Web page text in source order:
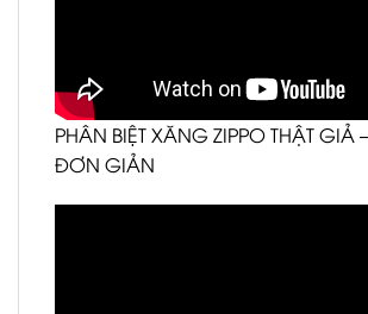
PHÂN BIỆT XĂNG ZIPPO THẬT GIẢ
ĐƠN GIẢN